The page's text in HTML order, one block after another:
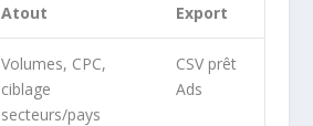
Atout Export
Volumes, CPC,
ciblage
secteurs/pays
CSV prêt
Ads